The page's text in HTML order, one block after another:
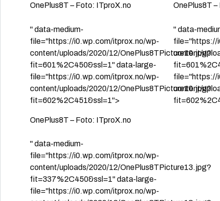
OnePlus8T – Foto: ITproX.no
" data-medium-
file="https://i0.wp.com/itprox.no/wp-
content/uploads/2020/12/OnePlus8TPicture10.jpg?
fit=601%2C450&ssl=1" data-large-
file="https://i0.wp.com/itprox.no/wp-
content/uploads/2020/12/OnePlus8TPicture10.jpg?
fit=602%2C451&ssl=1">
OnePlus8T
" data-
file="https://
content/
file="https://
content/
OnePlus8T – Foto: ITproX.no
" data-medium-
file="https://i0.wp.com/itprox.no/wp-
content/uploads/2020/12/OnePlus8TPicture13.jpg?
fit=337%2C450&ssl=1" data-large-
file="https://i0.wp.com/itprox.no/wp-